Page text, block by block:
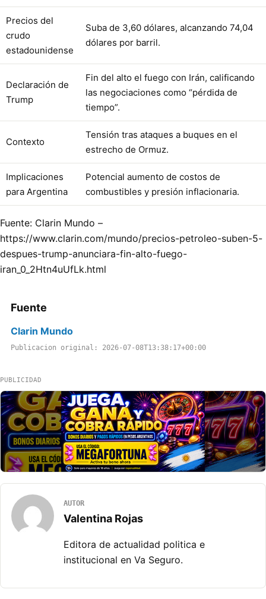
Precios del
crudo
estadounidense
Suba de 3,60 dólares, alcanzando 74,04
dólares por barril.
Declaración de
Trump
Fin del alto el fuego con Irán, calificando
las negociaciones como “pérdida de
tiempo”.
Contexto
Tensión tras ataques a buques en el
estrecho de Ormuz.
Implicaciones
para Argentina
Potencial aumento de costos de
combustibles y presión inflacionaria.
Fuente: Clarin Mundo –
https://www.clarin.com/mundo/precios-petroleo-suben-5-
despues-trump-anunciara-fin-alto-fuego-
iran_0_2Htn4uUfLk.html
Fuente
Clarin Mundo
Publicacion original: 2026-07-08T13:38:17+00:00
PUBLICIDAD
AUTOR
Valentina Rojas
Editora de actualidad politica e
institucional en Va Seguro.